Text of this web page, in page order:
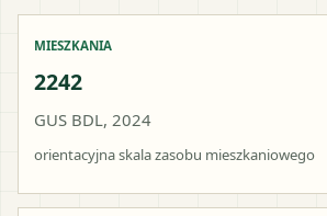
MIESZKANIA
2242
GUS BDL, 2024
orientacyjna skala zasobu mieszkaniowego